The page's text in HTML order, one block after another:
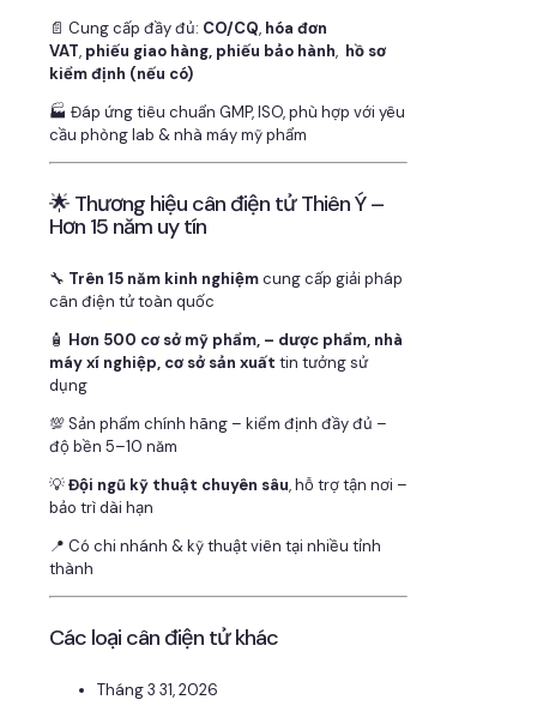
📄 Cung cấp đầy đủ: CO/CQ, hóa đơn
VAT, phiếu giao hàng, phiếu bảo hành, hồ sơ
kiểm định (nếu có)
🏭 Đáp ứng tiêu chuẩn GMP, ISO, phù hợp với yêu
cầu phòng lab & nhà máy mỹ phẩm
🌟 Thương hiệu cân điện tử Thiên Ý –
Hơn 15 năm uy tín
🔧 Trên 15 năm kinh nghiệmcung cấp giải pháp
cân điện tử toàn quốc
🧴 Hơn 500 cơ sở mỹ phẩm, – dược phẩm, nhà
máy xí nghiệp, cơ sở sản xuất tin tưởng sử
dụng
💯 Sản phẩm chính hãng – kiểm định đầy đủ –
độ bền 5–10 năm
💡Đội ngũ kỹ thuật chuyên sâu, hỗ trợ tận nơi –
bảo trì dài hạn
📍 Có chi nhánh & kỹ thuật viên tại nhiều tỉnh
thành
Các loại cân điện tử khác
Tháng 3 31, 2026